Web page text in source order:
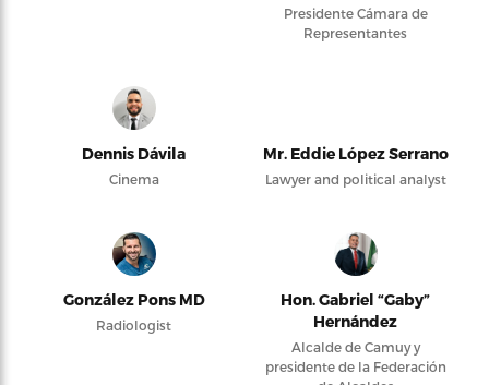
Presidente Cámara de
Representantes
Dennis Dávila
Cinema
Mr. Eddie López Serrano
Lawyer and political analyst
González Pons MD
Radiologist
Hon. Gabriel “Gaby”
Hernández
Alcalde de Camuy y
presidente de la Federación